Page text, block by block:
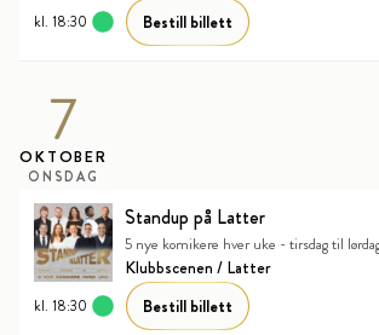
kl. 18:30 Bestill billett
7
OKTOBER
ONSDAG
Standup på Latter
5 nye komikere hver uke - tirsdag til
Klubbscenen / Latter
kl. 18:30 Bestill billett